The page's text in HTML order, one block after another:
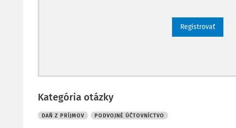
Registrovať
Kategória otázky
DAŇ Z PRÍJMOV PODVOJNÉ ÚČTOVNÍCTVO